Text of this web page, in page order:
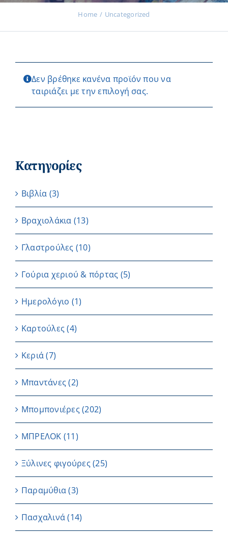
Νέα
Επικοινωνία
Εισφορές
Home Uncategorized
Δεν βρέθηκε κανένα προϊόν που να
ταιριάζει με την επιλογή σας.
Κατηγορίες
Βιβλία (3)
Βραχιολάκια (13)
Γλαστρούλες (10)
Γούρια χεριού & πόρτας (5)
Ημερολόγιο (1)
Καρτούλες (4)
Κεριά (7)
Μπαντάνες (2)
Μπομπονιέρες(202)
ΜΠΡΕΛΟΚ (11)
Ξύλινες φιγούρες(25)
Παραμύθια (3)
Πασχαλινά (14)